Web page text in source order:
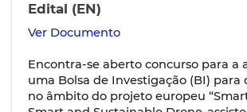
Edital (EN)
Ver Documento
Encontra-se aberto concurso para a
uma Bolsa de Investigação (BI) para
no âmbito do projeto europeu